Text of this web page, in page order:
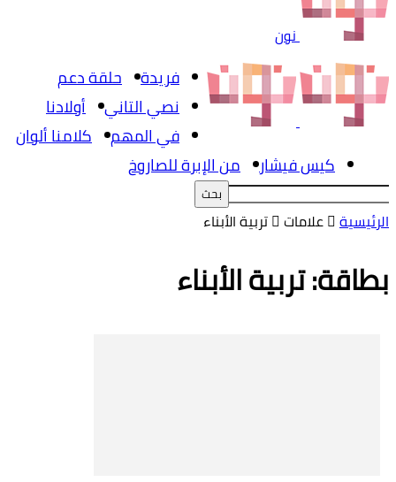
نون
فريدة
حلقة دعم
نصي التاني
أولادنا
في المهم
كلامنا ألوان
كيس فيشار
من الإبرة للصاروخ
الرئيسية علامات تربية الأبناء
بطاقة: تربية الأبناء